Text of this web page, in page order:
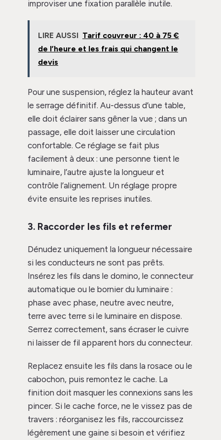
improviser une fixation parallèle inutile.
LIRE AUSSI Tarif couvreur : 40 à 75 €
de l’heure et les frais qui changent le
devis
Pour une suspension, réglez la hauteur avant
le serrage définitif. Au-dessus d’une table,
elle doit éclairer sans gêner la vue ; dans un
passage, elle doit laisser une circulation
confortable. Ce réglage se fait plus
facilement à deux : une personne tient le
luminaire, l’autre ajuste la longueur et
contrôle l’alignement. Un réglage propre
évite ensuite les reprises inutiles.
3. Raccorder les fils et refermer
Dénudez uniquement la longueur nécessaire
si les conducteurs ne sont pas prêts.
Insérez les fils dans le domino, le connecteur
automatique ou le bornier du luminaire :
phase avec phase, neutre avec neutre,
terre avec terre si le luminaire en dispose.
Serrez correctement, sans écraser le cuivre
ni laisser de fil apparent hors du connecteur.
Replacez ensuite les fils dans la rosace ou le
cabochon, puis remontez le cache. La
finition doit masquer les connexions sans les
pincer. Si le cache force, ne le vissez pas de
travers : réorganisez les fils, raccourcissez
légèrement une gaine si besoin et vérifiez